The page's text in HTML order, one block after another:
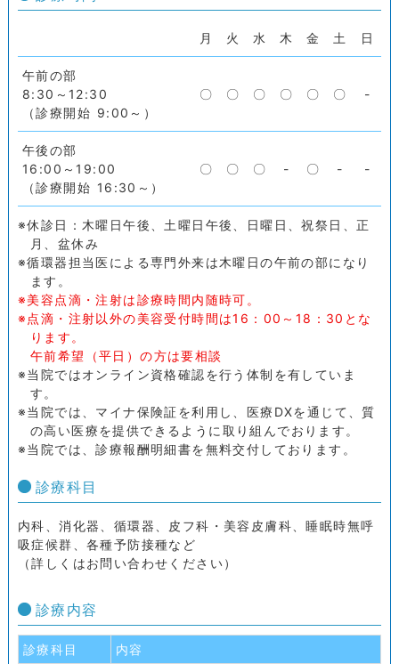
月 火 水 木 金 土 日
午前の部
8:30～12:30
（診療開始 9:00～）
〇 〇 〇 〇 〇 〇 -
午後の部
16:00～19:00
（診療開始 16:30～）
〇 〇 〇 - 〇 - -
休診日：木曜日午後、土曜日午後、日曜日、祝祭日、正
月、盆休み
循環器担当医による専門外来は木曜日の午前の部になり
ます。
美容点滴・注射は診療時間内随時可。
点滴・注射以外の美容受付時間は16：00～18：30とな
ります。
午前希望（平日）の方は要相談
当院ではオンライン資格確認を行う体制を有していま
す。
当院では、マイナ保険証を利用し、医療DXを通じて、質
の高い医療を提供できるように取り組んでおります。
当院では、診療報酬明細書を無料交付しております。
診療科目
内科、消化器、循環器、皮フ科・美容皮膚科、睡眠時無呼
吸症候群、各種予防接種など
（詳しくはお問い合わせください）
診療内容
診療科目 内容